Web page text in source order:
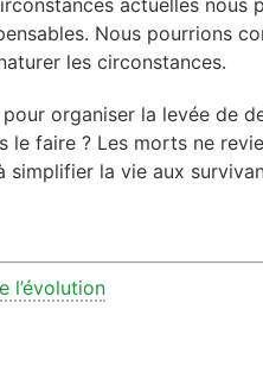
actuelles nous
Nous pourrions
les circonstances.
organiser la levée de
le faire ? Les morts ne
la vie aux
l’évolution